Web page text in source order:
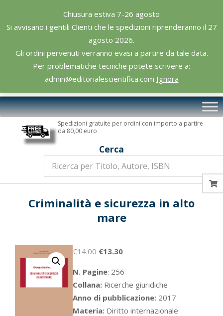
Chiusura estiva 7-26 agosto
Si avvisano i gentili Clienti che le spedizioni riprenderanno il 27
agosto 2026.
Gli ordini pervenuti verranno evasi a partire da tale data.
Per problematiche tecniche potete scrivere a:
admin@editorialescientifica.com Ignora
content
Editoriale
Scientifica
Primary
Navigation
Spedizioni gratuite per ordini con importo a partire
da 80,00 euro
Cerca
Criminalità e sicurezza in alto
mare
€14.00 Il
originale
era:
€14.00.
€13.30Il
attuale
è:
€13.30.
N. Pagine: 256
Collana: Ricerche giuridiche
Anno di pubblicazione: 2017
Materia: Diritto internazionale